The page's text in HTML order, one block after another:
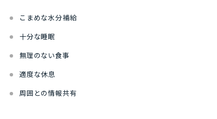
こまめな水分補給
十分な睡眠
無理のない食事
適度な休息
周囲との情報共有